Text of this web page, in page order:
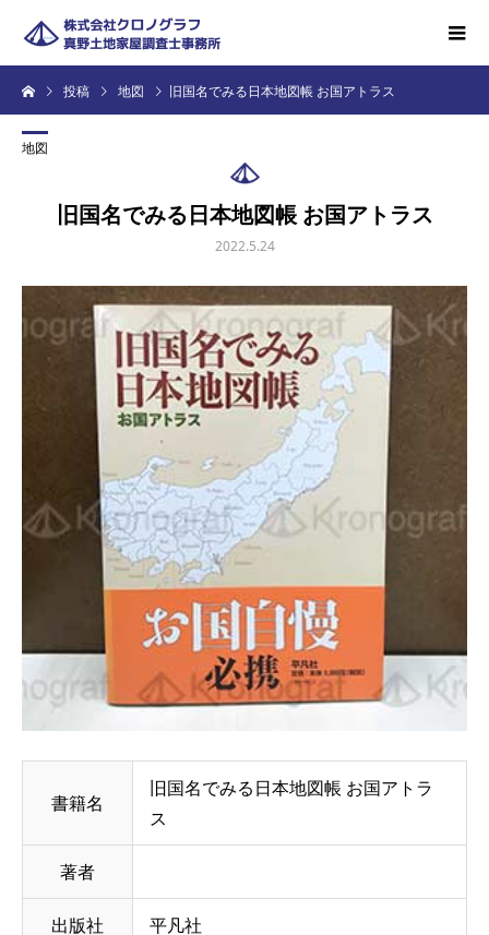
投稿 地図 旧国名でみる日本地図帳 お国アトラス
地図
旧国名でみる日本地図帳 お国アトラス
2022.5.24
書籍名
旧国名でみる日本地図帳 お国アトラ
ス
著者
出版社 平凡社